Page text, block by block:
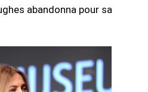
abandonna pour sa